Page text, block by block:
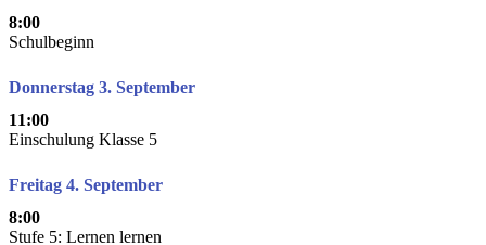
8:00
Schulbeginn
Donnerstag 3. September
11:00
Einschulung Klasse 5
Freitag 4. September
8:00
Stufe 5: Lernen lernen